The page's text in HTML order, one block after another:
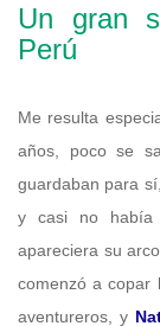
Un gran
Perú
Me resulta
años, poco se
guardaban para
y casi no había
apareciera su
comenzó a copar
aventureros, y